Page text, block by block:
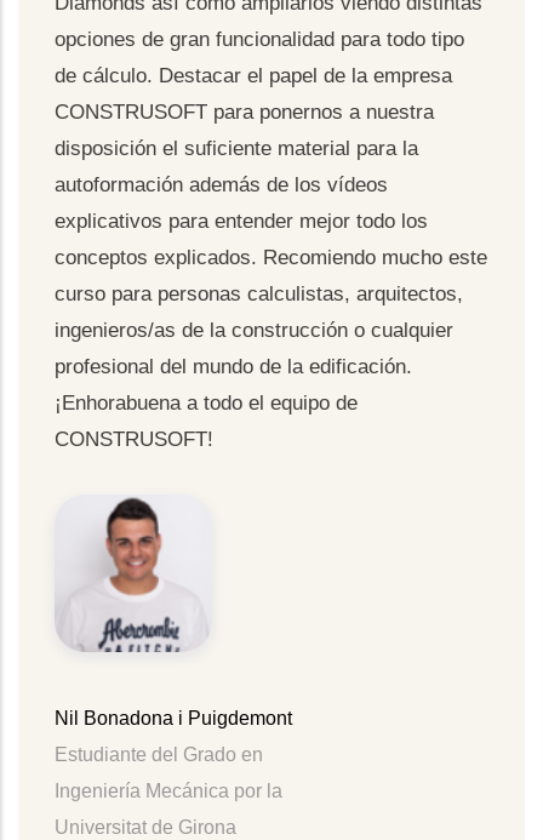
opciones de gran funcionalidad para todo tipo
de cálculo. Destacar el papel de la empresa
CONSTRUSOFT para ponernos a nuestra
disposición el suficiente material para la
autoformación además de los vídeos
explicativos para entender mejor todo los
conceptos explicados. Recomiendo mucho este
curso para personas calculistas, arquitectos,
ingenieros/as de la construcción o cualquier
profesional del mundo de la edificación.
¡Enhorabuena a todo el equipo de
CONSTRUSOFT!
Nil Bonadona i Puigdemont
Estudiante del Grado en
Ingeniería Mecánica por la
Universitat de Girona